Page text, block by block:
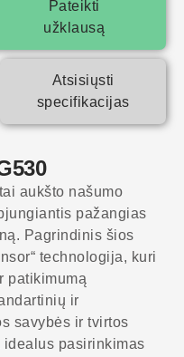
Pateikti
užklausą
Atsisiųsti
specifikacijas
aukšto našumo
pažangias
Pagrindinis šios
technologija, kuri
patikimumą
ir
savybės ir tvirtos
idealus pasirinkimas